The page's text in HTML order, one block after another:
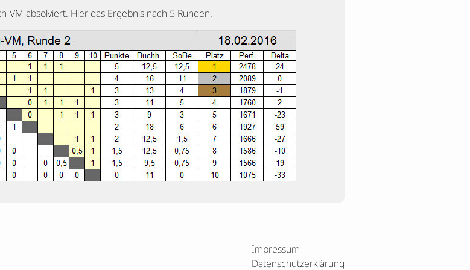
VM absolviert. Hier das Ergebnis nach 5 Runden.
Impressum
Datenschutzerklärung